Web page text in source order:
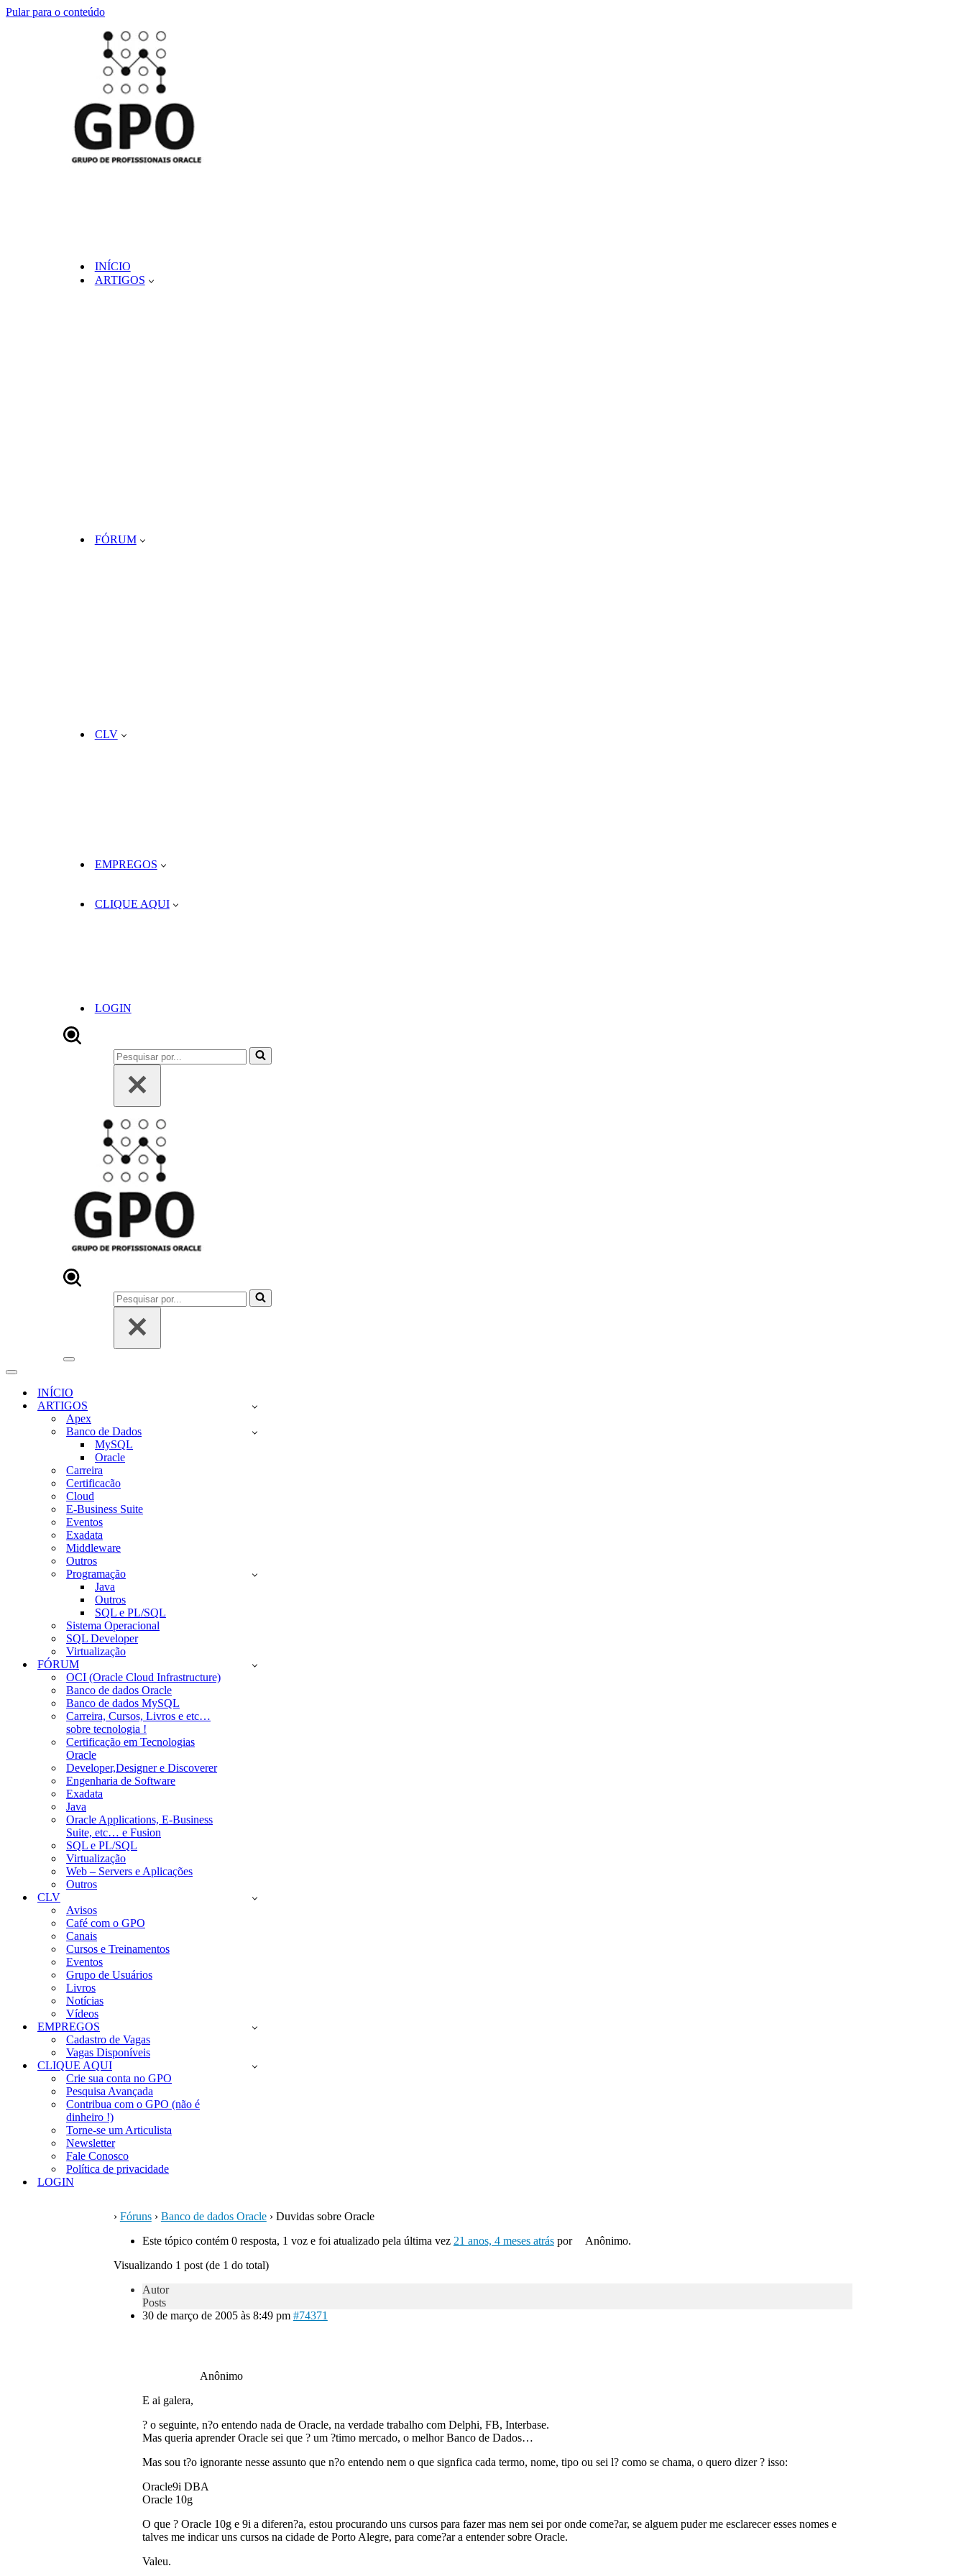
Pular para o conteúdo
INÍCIO
ARTIGOS
FÓRUM
CLV
EMPREGOS
CLIQUE AQUI
LOGIN
Pesquisar
por...
Pesquisar
por...
Menu
Menu
navegaçãoINÍCIO
ARTIGOS
Apex
Banco de Dados
MySQL
Oracle
Carreira
Certificacão
Cloud
E-Business Suite
Eventos
Exadata
Middleware
Outros
Programação
Java
Outros
SQL e PL/SQL
Sistema Operacional
SQL Developer
Virtualização
FÓRUM
OCI (Oracle Cloud Infrastructure)
Banco de dados Oracle
Banco de dados MySQL
Carreira, Cursos, Livros e etc…
sobre tecnologia !
Certificação em Tecnologias
Oracle
Developer,Designer e Discoverer
Engenharia de Software
Exadata
Java
Oracle Applications, E-Business
Suite, etc… e Fusion
SQL e PL/SQL
Virtualização
Web – Servers e Aplicações
Outros
CLV
Avisos
Café com o GPO
Canais
Cursos e Treinamentos
Eventos
Grupo de Usuários
Livros
Notícias
Vídeos
EMPREGOS
Cadastro de Vagas
Vagas Disponíveis
CLIQUE AQUI
Crie sua conta no GPO
Pesquisa Avançada
Contribua com o GPO (não é
dinheiro !)
Torne-se um Articulista
Newsletter
Fale Conosco
Política de privacidade
LOGIN
› Fóruns › Banco de dados Oracle › Duvidas sobre Oracle
Este tópico contém 0 resposta, 1 voz e foi atualizado pela última vez 21 anos, 4 meses atráspor
Anônimo.
Visualizando 1 post (de 1 do total)
Autor
Posts
30 de março de 2005 às 8:49 pm #74371
Anônimo
E ai galera,
? o seguinte, n?o entendo nada de Oracle, na verdade trabalho com Delphi, FB, Interbase.
Mas queria aprender Oracle sei que ? um ?timo mercado, o melhor Banco de Dados…
Mas sou t?o ignorante nesse assunto que n?o entendo nem o que signfica cada termo, nome, tipo ou sei l? como se chama, o quero dizer ? isso:
Oracle9i DBA
Oracle 10g
O que ? Oracle 10g e 9i a diferen?a, estou procurando uns cursos para fazer mas nem sei por onde come?ar, se alguem puder me esclarecer esses nomes e
talves me indicar uns cursos na cidade de Porto Alegre, para come?ar a entender sobre Oracle.
Valeu.